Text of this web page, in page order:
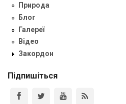
Природа
Блог
Галереї
Відео
Закордон
Підпишіться